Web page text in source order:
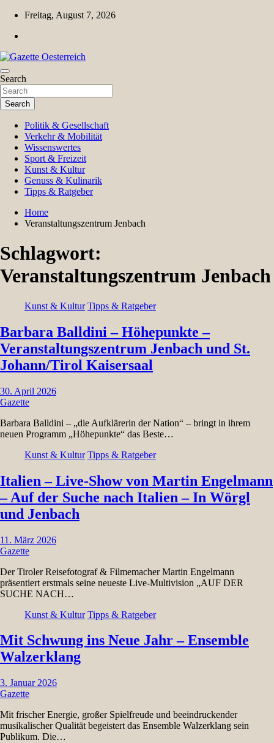
Skip
content
Freitag, August 7, 2026
Gazette Oesterreich
Magazin für Freizeit, Politik, Kultur & Wissenschaft
Search
Search
Politik & Gesellschaft
Verkehr & Mobilität
Wissenswertes
Sport & Freizeit
Kunst & Kultur
Genuss & Kulinarik
Tipps & Ratgeber
Home
Veranstaltungszentrum Jenbach
Schlagwort:
Veranstaltungszentrum Jenbach
Kunst & Kultur Tipps & Ratgeber
Barbara Balldini – Höhepunkte –
Veranstaltungszentrum Jenbach und St.
Johann/Tirol Kaisersaal
30. April 2026
Gazette
Barbara Balldini – „die Aufklärerin der Nation“ – bringt in ihrem
neuen Programm „Höhepunkte“ das Beste…
Kunst & Kultur Tipps & Ratgeber
Italien – Live-Show von Martin Engelmann
– Auf der Suche nach Italien – In Wörgl
und Jenbach
11. März 2026
Gazette
Der Tiroler Reisefotograf & Filmemacher Martin Engelmann
präsentiert erstmals seine neueste Live-Multivision „AUF DER
SUCHE NACH…
Kunst & Kultur Tipps & Ratgeber
Mit Schwung ins Neue Jahr – Ensemble
Walzerklang
3. Januar 2026
Gazette
Mit frischer Energie, großer Spielfreude und beeindruckender
musikalischer Qualität begeistert das Ensemble Walzerklang sein
Publikum. Die…